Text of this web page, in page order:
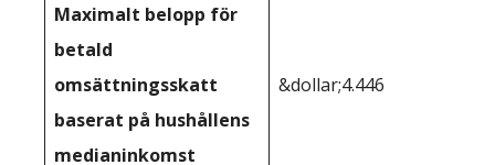
Maximalt belopp för
betald
omsättningsskatt
baserat på hushållens
medianinkomst
&dollar;4.446